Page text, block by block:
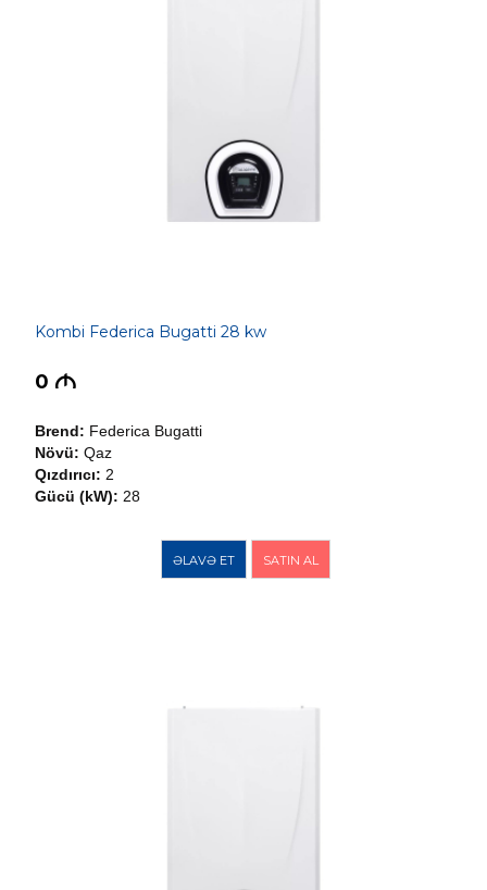
Kombi Federica Bugatti 28 kw
0 M
Brend: Federica Bugatti
Növü: Qaz
Qızdırıcı: 2
Gücü (kW): 28
ƏLAVƏ ET SATIN AL